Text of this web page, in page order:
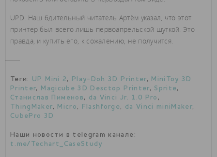
UPD. Наш бдительный читатель Артём указал, что этот
принтер был всего лишь первоапрельской шуткой. Это
правда, и купить его, к сожалению, не получится.
Теги: UP Mini 2 , Play-Doh 3D Printer,
MiniToy 3D
Printer, Magicube 3D Desctop Printer, Sprite,
Станислав Пименов , da Vinci Jr. 1.0 Pro ,
ThingMaker, Micro , Flashforge, da Vinci miniMaker,
CubePro 3D
Наши новости в telegram канале:
t.me/Techart_CaseStudy